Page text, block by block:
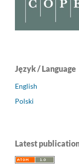
Język / Language
English
Polski
Latest